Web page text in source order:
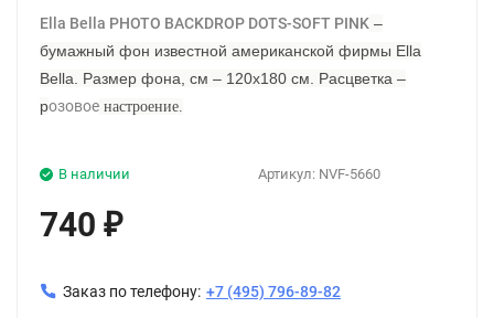
Ella Bella PHOTO BACKDROP DOTS-SOFT PINK –
бумажный фон известной американской фирмы Ella
Bella. Размер фона, см – 120х180 см. Расцветка –
розовое настроение
Артикул: NVF-5660
В наличии
740 ₽
Заказ по телефону: +7 (495) 796-89-82